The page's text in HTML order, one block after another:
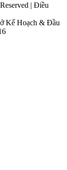
| Điều
Kế Hoạch & Đầu